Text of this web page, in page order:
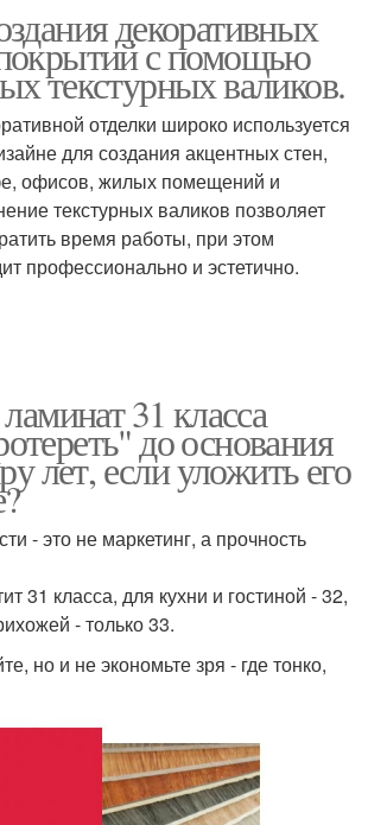
декоративных
с помощью
текстурных валиков.
отделки широко используется
для создания акцентных стен,
офисов, жилых помещений и
текстурных валиков позволяет
время работы, при этом
профессионально и эстетично.
31 класса
до основания
лет, если уложить его
- это не маркетинг, а прочность
31 класса, для кухни и гостиной - 32,
- только 33.
но и не экономьте зря - где тонко,